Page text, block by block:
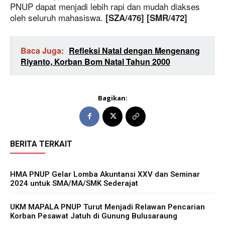
PNUP dapat menjadi lebih rapi dan mudah diakses
oleh seluruh mahasiswa. [SZA/476] [SMR/472]
Baca Juga: Refleksi Natal dengan Mengenang
Riyanto, Korban Bom Natal Tahun 2000
Bagikan:
BERITA TERKAIT
HMA PNUP Gelar Lomba Akuntansi XXV dan Seminar
2024 untuk SMA/MA/SMK Sederajat
UKM MAPALA PNUP Turut Menjadi Relawan Pencarian
Korban Pesawat Jatuh di Gunung Bulusaraung